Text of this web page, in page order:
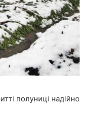
полуниці надійно